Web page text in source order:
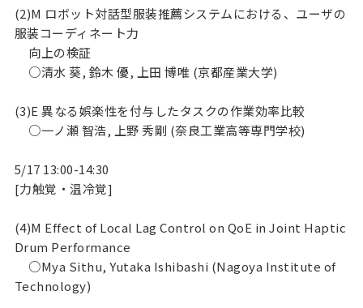
(2)M ロボット対話型服装推薦システムにおける、ユーザの
服装コーディネート力
(3)E 異なる娯楽性を付与したタスクの作業効率比較
5/17 13:00-14:30
[力触覚・温冷覚]
(4)M Effect of Local Lag Control on QoE in Joint Haptic
Drum Performance
Technology)